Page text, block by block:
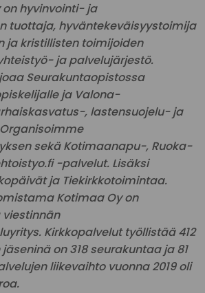
on hyvinvointi- ja
tuottaja, hyväntekeväisyystoimija
ja kristillisten toimijoiden
ja palvelujärjestö.
Seurakuntaopistossa
ja Valona-
, lastensuojelu- ja
sekä Kotimaanapu-, Ruoka-
-palvelut. Lisäksi
ja Tiekirkkotoimintaa.
Kotimaa Oy on
Kirkkopalvelut työllistää 412
on 318 seurakuntaa ja 81
liikevaihto vuonna 2019 oli